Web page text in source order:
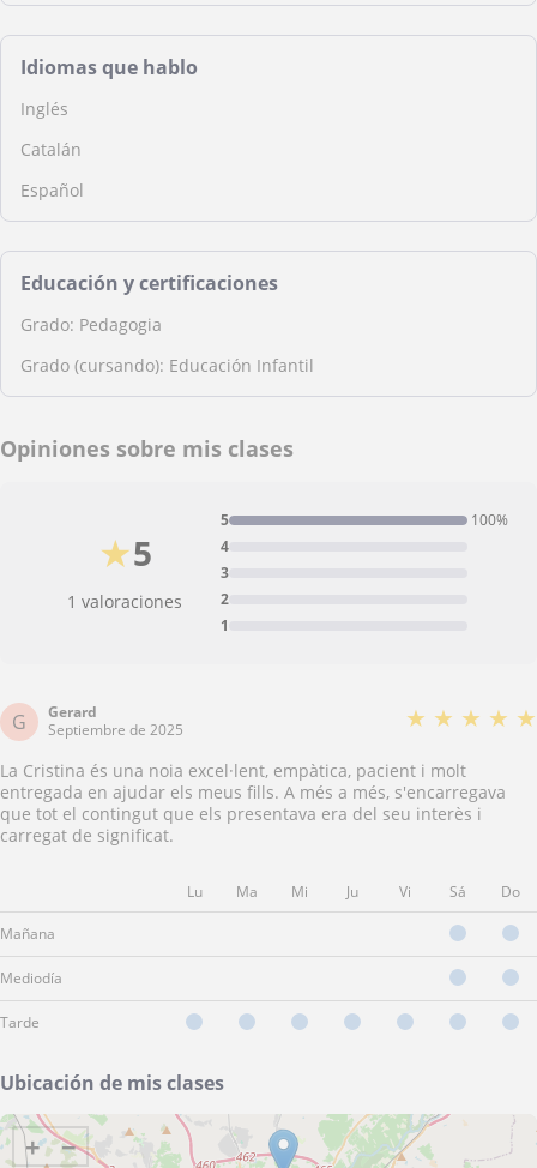
Idiomas que hablo
Inglés
Catalán
Español
Educación y certificaciones
Grado: Pedagogia
Grado (cursando): Educación Infantil
Opiniones sobre mis clases
5
★
1 valoraciones
1
2
3
4
5 100%
G
Gerard
Septiembre de 2025
★ ★ ★ ★ ★
La Cristina és una noia excel·lent, empàtica, pacient i molt
entregada en ajudar els meus fills. A més a més, s'encarregava
que tot el contingut que els presentava era del seu interès i
carregat de significat.
Lu Ma Mi Ju Vi Sá Do
Mañana
Mediodía
Tarde
Ubicación de mis clases
+ −